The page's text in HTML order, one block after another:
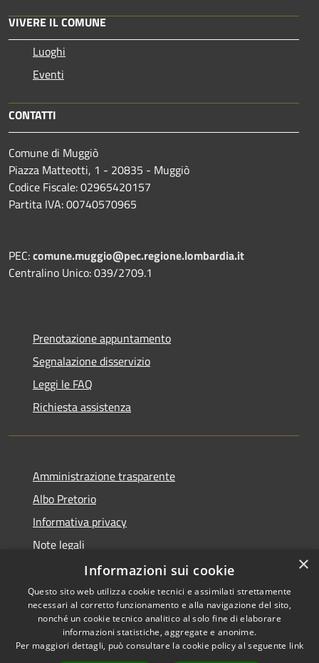
VIVERE IL COMUNE
Luoghi
Eventi
CONTATTI
Comune di Muggiò
Piazza Matteotti, 1 - 20835 - Muggiò
Codice Fiscale: 02965420157
Partita IVA: 00740570965
PEC:comune.muggio@pec.regione.lombardia.it
Centralino Unico: 039/2709.1
Prenotazione appuntamento
Segnalazione disservizio
Leggi le FAQ
Richiesta assistenza
Amministrazione trasparente
Albo Pretorio
Informativa privacy
Note legali
Dichiarazione di accessibilità
RSS
Accessibilità
Copyright © 2026 • Comune di
×
Informazioni sui cookie
Questo sito web utilizza cookie tecnici e assimilati strettamente
necessari al corretto funzionamento e alla navigazione del sito,
nonché un cookie tecnico analitico al solo fine di elaborare
informazioni statistiche, aggregate e anonime.
Per maggiori dettagli, può consultare la cookie policy al seguente link